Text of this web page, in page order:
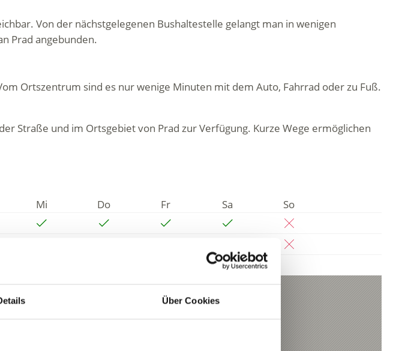
Über Cookies
Von der nächstgelegenen Bushaltestelle gelangt man in wenigen
Prad angebunden.
Ortszentrum sind es nur wenige Minuten mit dem Auto, Fahrrad oder zu Fuß.
Straße und im Ortsgebiet von Prad zur Verfügung. Kurze Wege ermöglichen
Mi Do Fr Sa
So
BÄCKEREI & KONDITOREI GANDER
St. Antonstraße 38